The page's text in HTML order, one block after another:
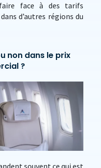
face à des tarifs
d’autres régions du
non dans le prix
?
souvent ce qui est